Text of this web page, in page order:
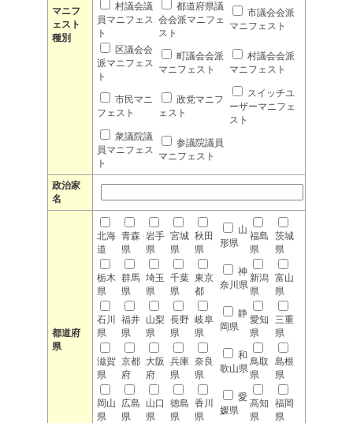
マニフ
ェスト
種別
村議会議
員マニフェス
ト
都道府県議
会会派マニフェ
スト
市議会会派
マニフェスト
区議会会
派マニフェス
ト
町議会会派
マニフェスト
村議会会派
マニフェスト
市民マニ
フェスト
政党マニフ
ェスト
スイッチユ
ーザーマニフェ
スト
衆議院議
員マニフェス
ト
参議院議員
マニフェスト
政治家
名
都道府
県
北海
道
青森
県
岩手
県
宮城
県
秋田
県
山
形県
福島
県
茨城
県
栃木
県
群馬
県
埼玉
県
千葉
県
東京
都
神
奈川県
新潟
県
富山
県
石川
県
福井
県
山梨
県
長野
県
岐阜
県
静
岡県
愛知
県
三重
県
滋賀
県
京都
府
大阪
府
兵庫
県
奈良
県
和
歌山県
鳥取
県
島根
県
岡山
県
広島
県
山口
県
徳島
県
香川
県
愛
媛県
高知
県
福岡
県